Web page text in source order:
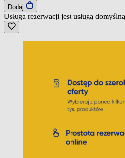
Dodaj
Usługa rezerwacji jest usługą domyślną